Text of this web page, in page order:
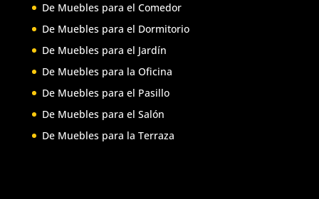
De Muebles para el Comedor
De Muebles para el Dormitorio
De Muebles para el Jardín
De Muebles para la Oficina
De Muebles para el Pasillo
De Muebles para el Salón
De Muebles para la Terraza